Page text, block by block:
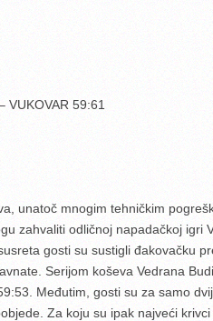
VUKOVAR 59:61
unatoč mnogim tehničkim
zahvaliti odličnoj napadačkoj igri
gosti su sustigli đakovačku
Serijom koševa Vedrana
Međutim, gosti su za samo
Za koju su ipak najveći